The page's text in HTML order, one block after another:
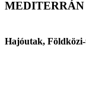
Hajóutak,